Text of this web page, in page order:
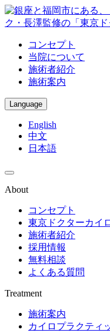
コンセプト
当院について
施術者紹介
施術案内
Language
English
中文
日本語
About
コンセプト
東京ドクターカイ
施術者紹介
採用情報
無料相談
よくある質問
Treatment
施術案内
カイロプラクティ